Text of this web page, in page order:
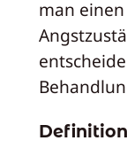
man